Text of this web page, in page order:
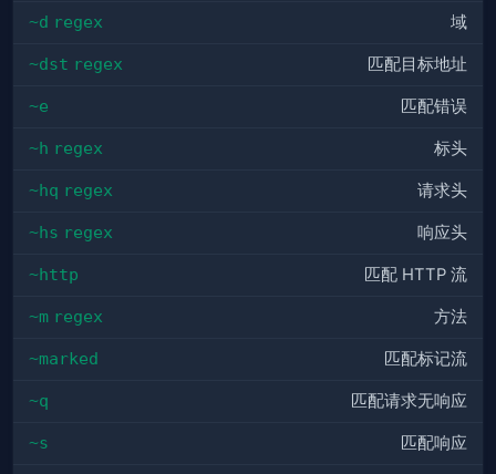
~d regex 域
~dst regex 匹配目标地址
~e 匹配错误
~h regex 标头
~hq regex 请求头
~hs regex 响应头
~http 匹配 HTTP 流
~m regex 方法
~marked 匹配标记流
~q 匹配请求无响应
~s 匹配响应